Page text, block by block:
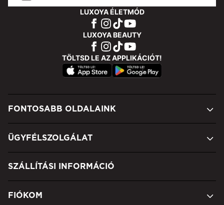
LUXOYA ÉLETMÓD
LUXOYA BEAUTY
TÖLTSD LE AZ APPLIKÁCIÓT!
FONTOSABB OLDALAINK
ÜGYFÉLSZOLGÁLAT
SZÁLLÍTÁSI INFORMÁCIÓ
FIÓKOM